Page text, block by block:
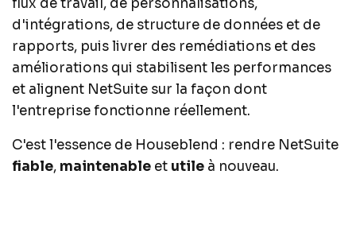
flux de travail, de personnalisations,
d'intégrations, de structure de données et de
rapports, puis livrer des remédiations et des
améliorations qui stabilisent les performances
et alignent NetSuite sur la façon dont
l'entreprise fonctionne réellement.
C'est l'essence de Houseblend : rendre NetSuite
fiable, maintenable et utile à nouveau.